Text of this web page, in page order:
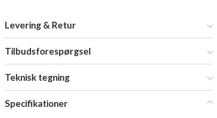
Levering & Retur
Tilbudsforespørgsel
Teknisk tegning
Specifikationer